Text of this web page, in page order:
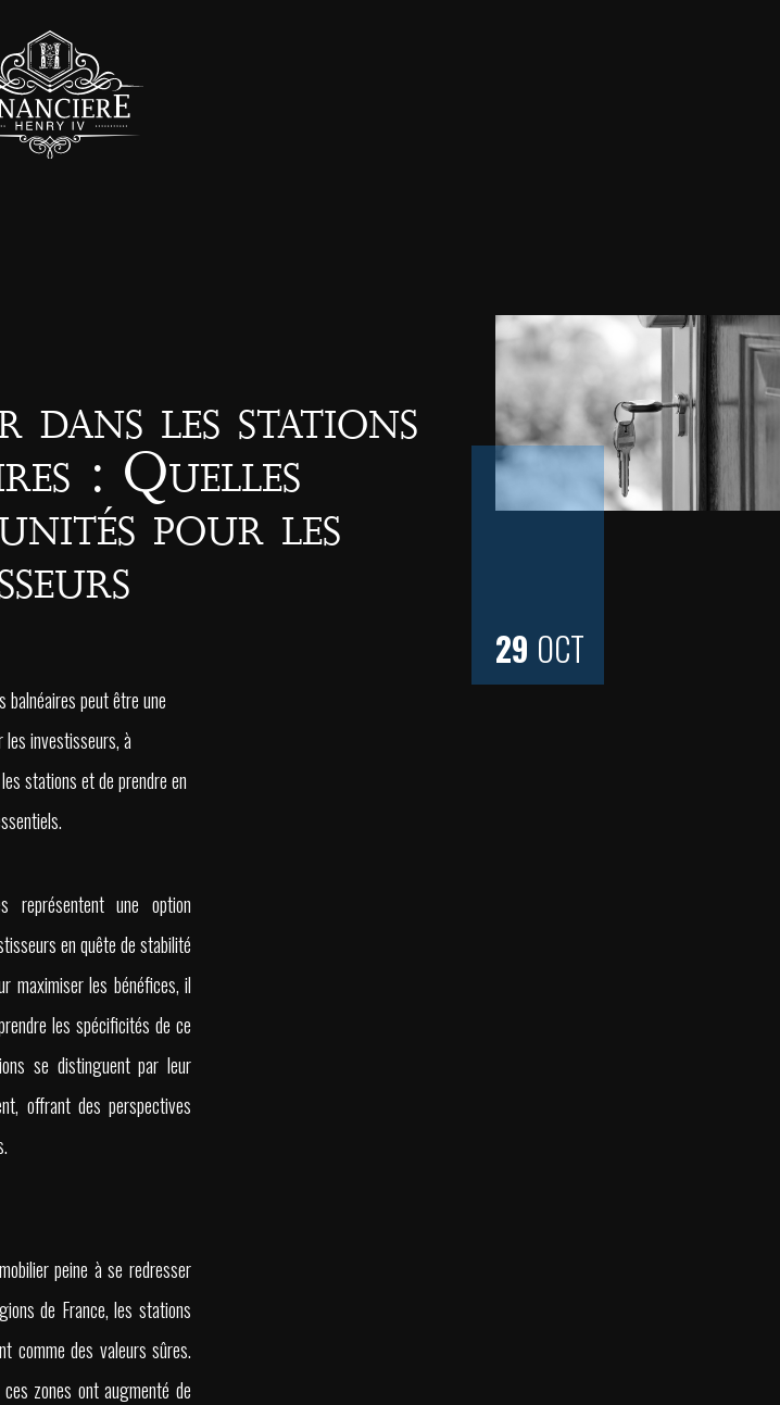
29 OCT
dans les stations
: Quelles
pour les
peut être une
investisseurs, à
stations et de prendre en
représentent une option
en quête de stabilité
maximiser les bénéfices, il
les spécificités de ce
se distinguent par leur
offrant des perspectives
peine à se redresser
de France, les stations
comme des valeurs sûres.
zones ont augmenté de